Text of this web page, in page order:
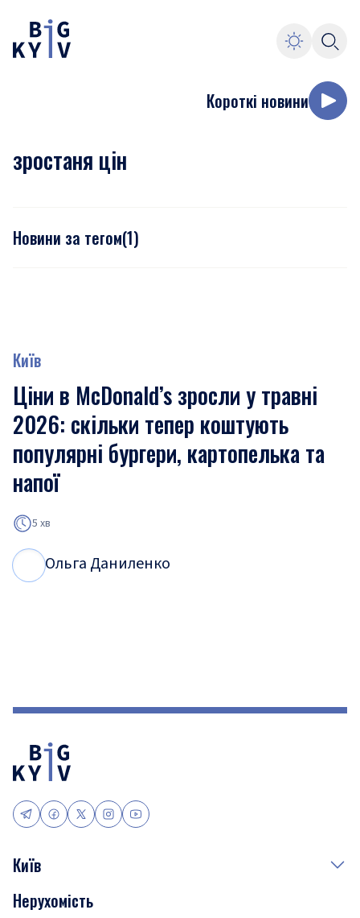
Короткі новини
зростаня цін
Новини за тегом(1)
Київ
Ціни в McDonald’s зросли у травні
2026: скільки тепер коштують
популярні бургери, картопелька та
напої
5 хв
Ольга Даниленко
Київ
Події
Нерухомість